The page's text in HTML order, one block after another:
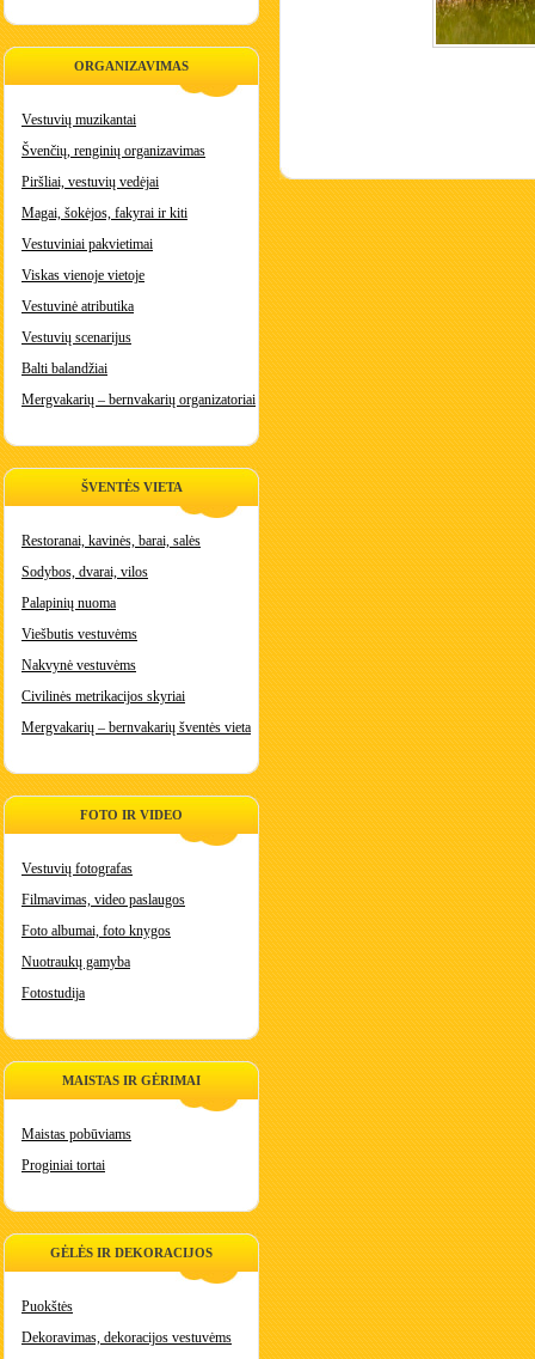
ORGANIZAVIMAS
Vestuvių muzikantai
Švenčių, renginių organizavimas
Piršliai, vestuvių vedėjai
Magai, šokėjos, fakyrai ir kiti
Vestuviniai pakvietimai
Viskas vienoje vietoje
Vestuvinė atributika
Vestuvių scenarijus
Balti balandžiai
Mergvakarių – bernvakarių organizatoriai
ŠVENTĖS VIETA
Restoranai, kavinės, barai, salės
Sodybos, dvarai, vilos
Palapinių nuoma
Viešbutis vestuvėms
Nakvynė vestuvėms
Civilinės metrikacijos skyriai
Mergvakarių – bernvakarių šventės vieta
FOTO IR VIDEO
Vestuvių fotografas
Filmavimas, video paslaugos
Foto albumai, foto knygos
Nuotraukų gamyba
Fotostudija
MAISTAS IR GĖRIMAI
Maistas pobūviams
Proginiai tortai
GĖLĖS IR DEKORACIJOS
Puokštės
Dekoravimas, dekoracijos vestuvėms